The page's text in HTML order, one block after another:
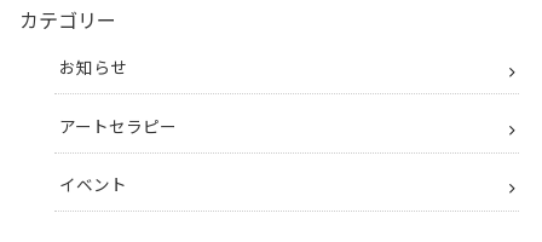
カテゴリー
お知らせ
アートセラピー
イベント